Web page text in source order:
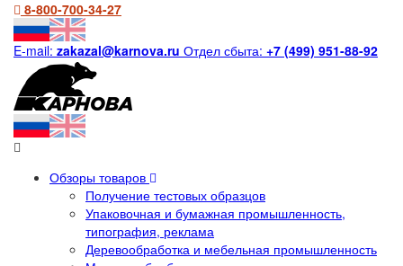
8-800-700-34-27
E-mail: zakazal@karnova.ru Отдел сбыта: +7 (499) 951-88-92
Обзоры товаров
Получение тестовых образцов
Упаковочная и бумажная промышленность,
типография, реклама
Деревообработка и мебельная промышленность